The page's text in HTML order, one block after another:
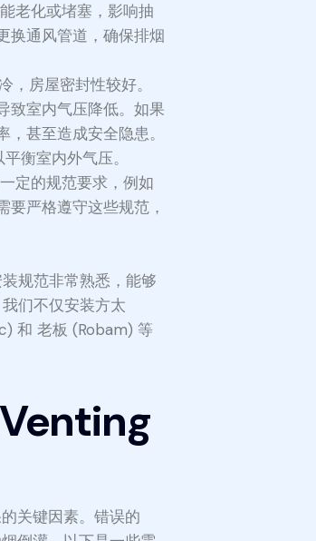
老化或堵塞，影响抽
换通风管道，确保排烟
，房屋密封性较好。
致室内气压降低。如果
甚至造成安全隐患。
衡室内外气压。
定的规范要求，例如
严格遵守这些规范，
规范非常熟悉，能够
们不仅安装方太
和 老板 (Robam) 等
关键因素。错误的